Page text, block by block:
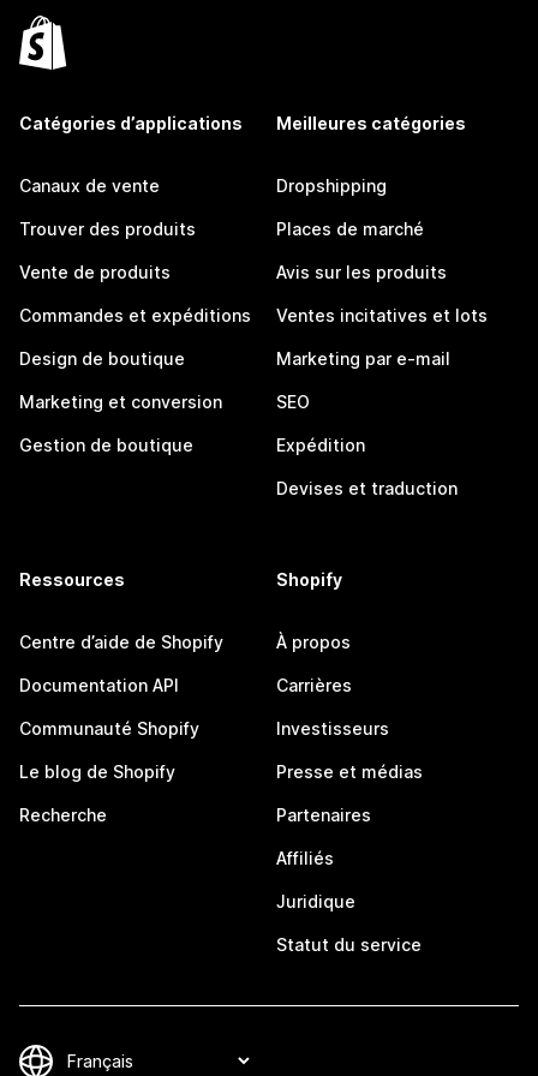
Catégories d’applications
Canaux de vente
Trouver des produits
Vente de produits
Commandes et expéditions
Design de boutique
Marketing et conversion
Gestion de boutique
Meilleures catégories
Dropshipping
Places de marché
Avis sur les produits
Ventes incitatives et lots
Marketing par e-mail
SEO
Expédition
Devises et traduction
Ressources
Centre d’aide de Shopify
Documentation API
Communauté Shopify
Le blog de Shopify
Recherche
Shopify
À propos
Carrières
Investisseurs
Presse et médias
Partenaires
Affiliés
Juridique
Statut du service